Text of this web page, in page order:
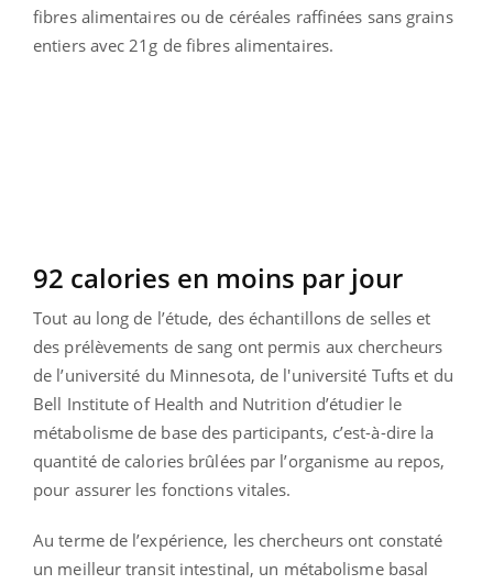
fibres alimentaires ou de céréales raffinées sans grains
entiers avec 21g de fibres alimentaires.
92 calories en moins par jour
Tout au long de l’étude, des échantillons de selles et
des prélèvements de sang ont permis aux chercheurs
de l’université du Minnesota, de l'université Tufts et du
Bell Institute of Health and Nutrition d’étudier le
métabolisme de base des participants, c’est-à-dire la
quantité de calories brûlées par l’organisme au repos,
pour assurer les fonctions vitales.
Au terme de l’expérience, les chercheurs ont constaté
un meilleur transit intestinal, un métabolisme basal